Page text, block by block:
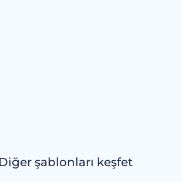
Diğer şablonları keşfet